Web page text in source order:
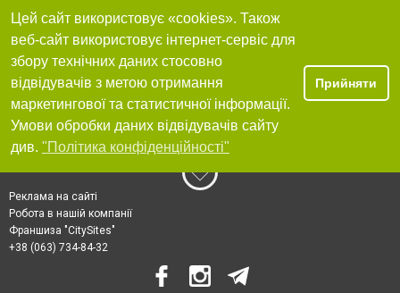
Цей сайт використовує «cookies». Також
веб-сайт використовує інтернет-сервіс для
збору технічних даних стосовно
відвідувачів з метою отримання
маркетингової та статистичної інформації.
Умови обробки даних відвідувачів сайту
див. "Політика конфіденційності"
Прийняти
Реклама на сайті
Робота в нашій компанії
Франшиза "CitySites"
+38 (063) 734-84-32